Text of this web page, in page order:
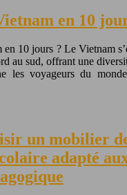
en 10
10 jours ? Le Vietnam
au sud, offrant une
les voyageurs du
un mobilier
adapté